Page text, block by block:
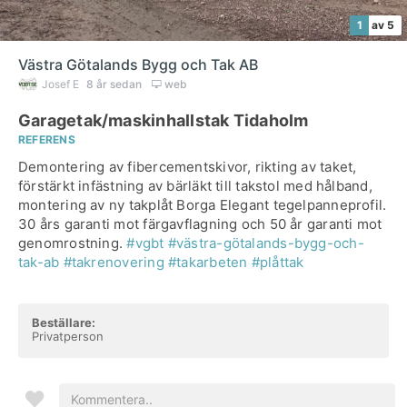
1 av 5
Västra Götalands Bygg och Tak AB
Josef E 8 år sedan web
Garagetak/maskinhallstak Tidaholm
REFERENS
Demontering av fibercementskivor, rikting av taket,
förstärkt infästning av bärläkt till takstol med hålband,
montering av ny takplåt Borga Elegant tegelpanneprofil.
30 års garanti mot färgavflagning och 50 år garanti mot
genomrostning.#vgbt #västra-götalands-bygg-och-
tak-ab #takrenovering #takarbeten #plåttak
Beställare:
Privatperson